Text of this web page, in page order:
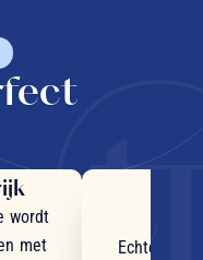
wordt
met
Echte